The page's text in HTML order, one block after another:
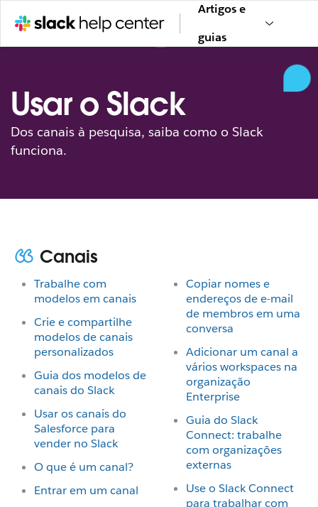
Artigos e
guias
Usar o Slack
Dos canais à pesquisa, saiba como o Slack
funciona.
Canais
Trabalhe com
modelos em canais
Crie e compartilhe
modelos de canais
personalizados
Guia dos modelos de
canais do Slack
Usar os canais do
Salesforce para
vender no Slack
O que é um canal?
Entrar em um canal
Copiar nomes e
endereços de e-mail
de membros em uma
conversa
Adicionar um canal a
vários workspaces na
organização
Enterprise
Guia do Slack
Connect: trabalhe
com organizações
externas
Use o Slack Connect
para trabalhar com